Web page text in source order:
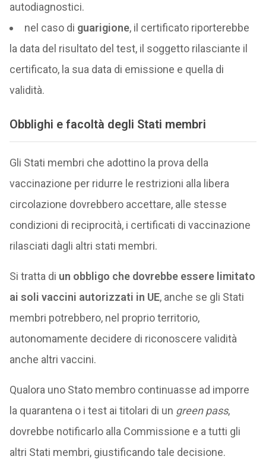
autodiagnostici.
nel caso di guarigione, il certificato riporterebbe
la data del risultato del test, il soggetto rilasciante il
certificato, la sua data di emissione e quella di
validità.
Obblighi e facoltà degli Stati membri
Gli Stati membri che adottino la prova della
vaccinazione per ridurre le restrizioni alla libera
circolazione dovrebbero accettare, alle stesse
condizioni di reciprocità, i certificati di vaccinazione
rilasciati dagli altri stati membri.
Si tratta di un obbligo che dovrebbe essere limitato
ai soli vaccini autorizzati in UE, anche se gli Stati
membri potrebbero, nel proprio territorio,
autonomamente decidere di riconoscere validità
anche altri vaccini.
Qualora uno Stato membro continuasse ad imporre
la quarantena o i test ai titolari di un green pass,
dovrebbe notificarlo alla Commissione e a tutti gli
altri Stati membri, giustificando tale decisione.